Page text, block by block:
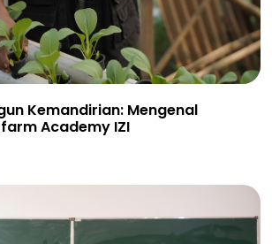
Kemandirian: Mengenal
Academy IZI